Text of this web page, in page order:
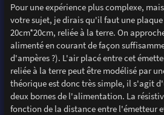
Pour une expérience plus complexe,
votre sujet, je dirais qu'il faut une
20cm*20cm, reliée à la terre. On
alimenté en courant de façon
d'ampères ?). L'air placé entre cet
reliée à la terre peut être modélisé par
théorique est donc très simple, il s'agit
deux bornes de l'alimentation. La
fonction de la distance entre l'émetteur